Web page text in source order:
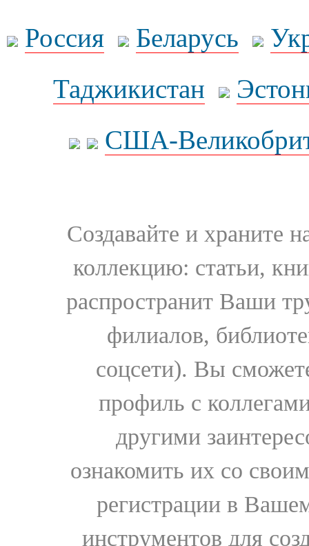
Россия Беларусь
Таджикистан
США-
Создавайте и храните
коллекцию: статьи,
распространит Ваши
филиалов,
соцсети). Вы
профиль с
другими
ознакомить их со
регистрации в
инструментов для